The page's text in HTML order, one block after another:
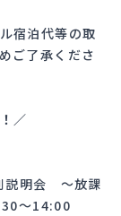
宿泊代等の取
ご了承くださ
／
説明会 〜放課
～14:00